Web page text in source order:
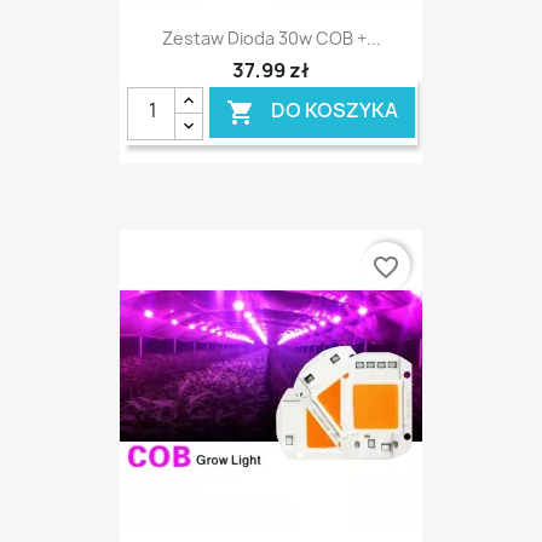
Zestaw Dioda 30w COB +...
37,99 zł
 DO KOSZYKA
favorite_border